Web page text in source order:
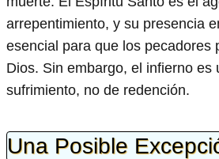
arrepentimiento, y su presencia
esencial para que los pecadores
Dios. Sin embargo, el infierno es
sufrimiento, no de redención.
Una Posible